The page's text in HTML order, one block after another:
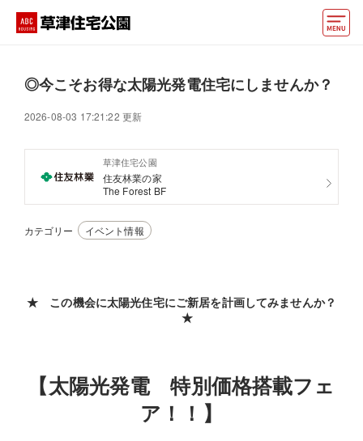
イベント情報・プレゼント
アクセス
好みからモデルハウスを探す
ABCハウジングトップ
◎今こそお得な太陽光発電住宅にしませんか？
2026-08-03 17:21:22 更新
草津住宅公園
住友林業の家
The Forest BF
カテゴリー イベント情報
★ この機会に太陽光住宅にご新居を計画してみませんか？
★
【太陽光発電 特別価格搭載フェ
ア！！】